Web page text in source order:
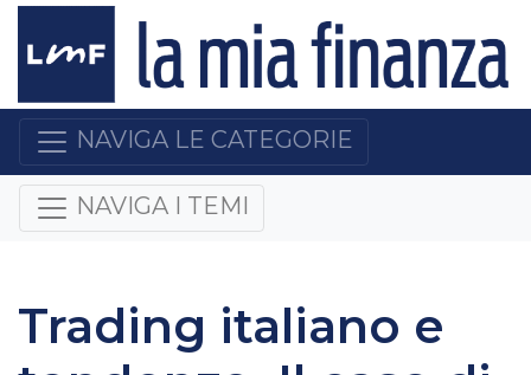
NAVIGA LE CATEGORIE
NAVIGA I TEMI
Trading italiano e